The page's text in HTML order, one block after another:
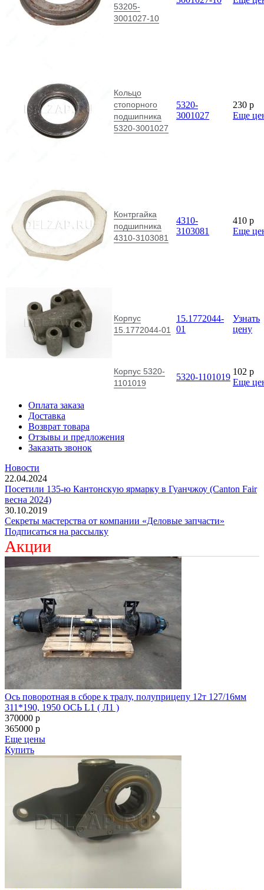
53205-
3001027-10
Кольцо
стопорного
подшипника
5320-3001027
5320-
3001027
230 p
Еще
Контргайка
подшипника
4310-3103081
4310-
3103081
410 p
Еще
Корпус
15.1772044-01
15.1772044-
01
Узнать
цену
Корпус 5320-
1101019
5320-1101019
102 p
Еще
Оплата заказа
Доставка
Возврат товара
Отзывы и предложения
Заказать звонок
Новости
22.04.2024
Посетили 135-ю Кантонскую ярмарку в Гуанчжоу (Canton Fair
весна 2024)
30.10.2019
Секреты мастерства от компании «Деловые запчасти»
Подписаться на рассылку
Акции
Ось поворотная в сборе к тралу, полуприцепу 12т 127/16мм
311*190, 1950 ОСЬ L1 ( Л1 )
370000 p
365000 p
Еще цены
Купить